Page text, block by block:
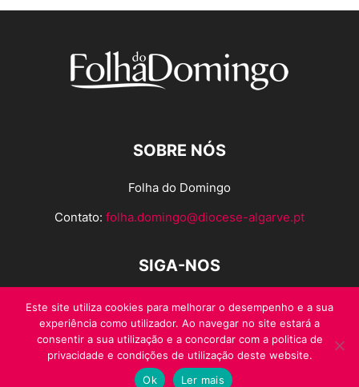
SOBRE NÓS
Folha do Domingo
Contato: folha.domingo@diocese-algarve.pt
SIGA-NOS
© Folha do Domingo 2026, todos os direitos reservados.
Este site utiliza cookies para melhorar o desempenho e a sua
experiência como utilizador. Ao navegar no site estará a
consentir a sua utilização e a concordar com a politica de
privacidade e condições de utilização deste website.
Ok
Ler mais